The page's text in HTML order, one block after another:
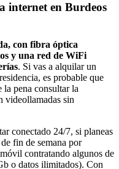
internet en Burdeos
con fibra óptica
y una red de WiFi
. Si vas a alquilar un
es probable que
pena consultar la
videollamadas sin
conectado 24/7, si planeas
fin de semana por
contratando algunos de
o datos ilimitados). Con